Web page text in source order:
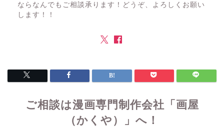
ならなんでもご相談承ります！どうぞ、よろしくお願い
します！！
ご相談は漫画専門制作会社「画屋
（かくや）」へ！